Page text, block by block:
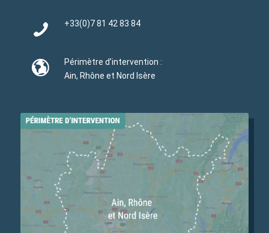
+33(0)7 81 42 83 84
Périmètre d’intervention :
Ain, Rhône et Nord Isère